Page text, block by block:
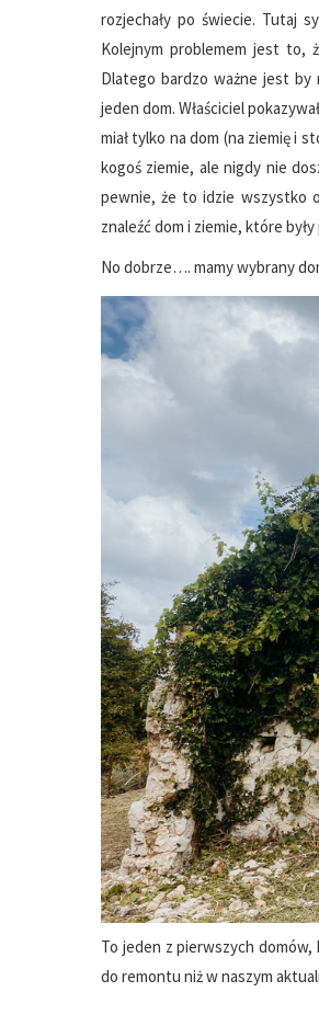
rozjechały po świecie. Tutaj
Kolejnym problemem jest to,
Dlatego bardzo ważne jest by
jeden dom. Właściciel
miał tylko na dom (na ziemię i
kogoś ziemie, ale nigdy nie
pewnie, że to idzie wszystko
znaleźć dom i ziemie, które
No dobrze…. mamy wybrany
To jeden z pierwszych domów,
do remontu niż w naszym